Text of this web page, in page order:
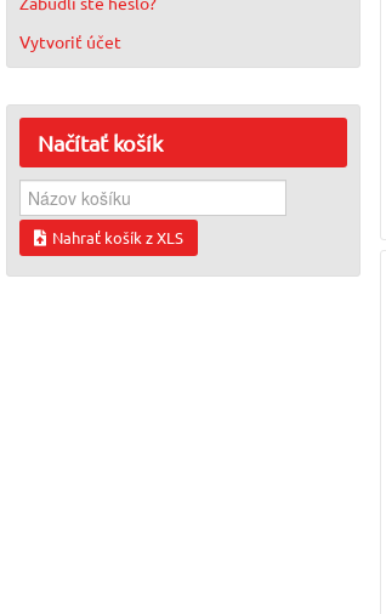
Vytvoriť účet
Načítaťkošík
Nahrať košík z XLS